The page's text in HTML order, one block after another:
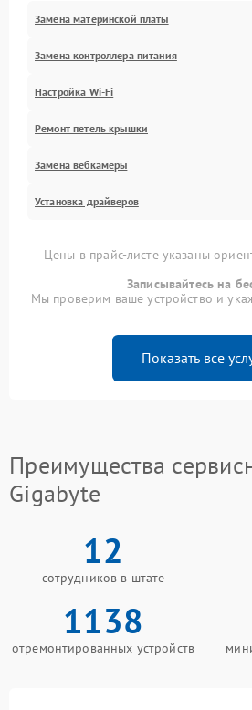
Замена материнской платы
Замена контроллера питания
Настройка Wi-Fi
Ремонт петель крышки
Замена вебкамеры
Установка драйверов
Цены в прайс-листе указаны
Записывайтесь на
Мы проверим ваше устройство и
Показать все
Преимущества
Gigabyte
12
сотрудников в штате
1138
отремонтированных устройств